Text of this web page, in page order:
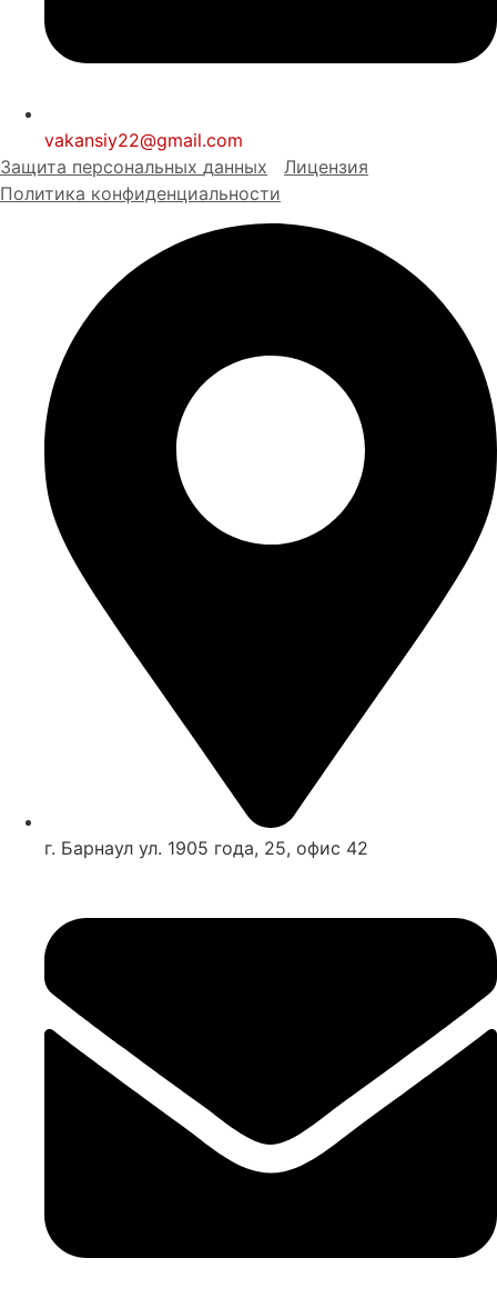
vakansiy22@gmail.com
Защита персональных данных
Лицензия
Политика конфиденциальности
г. Барнаул ул. 1905 года, 25, офис 42